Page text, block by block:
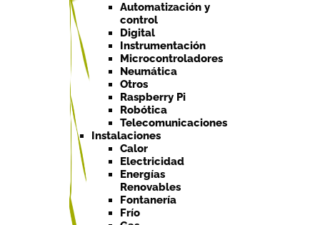
Automatización y
control
Digital
Instrumentación
Microcontroladores
Neumática
Otros
Raspberry Pi
Robótica
Telecomunicaciones
Instalaciones
Calor
Electricidad
Energías
Renovables
Fontanería
Frío